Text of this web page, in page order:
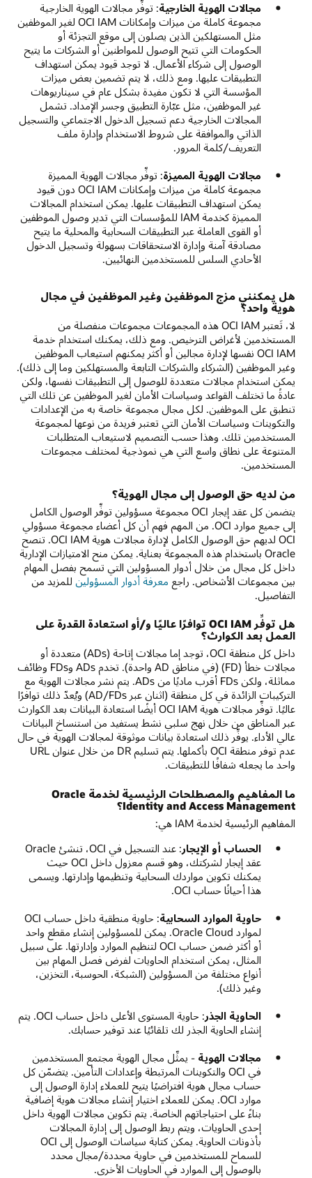
مجالات الهوية الخارجية: توفِّر مجالات الهوية الخارجية
مجموعة كاملة من ميزات وإمكانات OCI IAM لغير الموظفين
مثل المستهلكين الذين يصلون إلى موقع التجزئة أو
الحكومات التي تتيح الوصول للمواطنين أو الشركات ما يتيح
الوصول إلى شركاء الأعمال. لا توجد قيود يمكن استهداف
التطبيقات عليها. ومع ذلك، لا يتم تضمين بعض ميزات
المؤسسة التي لا تكون مفيدة بشكل عام في سيناريوهات
غير الموظفين، مثل عبّارة التطبيق وجسر الإمداد. تشمل
المجالات الخارجية دعم تسجيل الدخول الاجتماعي والتسجيل
الذاتي والموافقة على شروط الاستخدام وإدارة ملف
التعريف/كلمة المرور.
مجالات الهوية المميزة: توفِّر مجالات الهوية المميزة
مجموعة كاملة من ميزات وإمكانات OCI IAM دون قيود
يمكن استهداف التطبيقات عليها. يمكن استخدام المجالات
المميزة كخدمة IAM للمؤسسات التي تدير وصول الموظفين
أو القوى العاملة عبر التطبيقات السحابية والمحلية ما يتيح
مصادقة آمنة وإدارة الاستحقاقات بسهولة وتسجيل الدخول
الأحادي السلس للمستخدمين النهائيين.
هل يمكنني مزج الموظفين وغير الموظفين في مجال
هوية واحد؟
لا، تَعتبر OCI IAM هذه المجموعات مجموعات منفصلة من
المستخدمين لأغراض الترخيص. ومع ذلك، يمكنك استخدام خدمة
OCI IAM نفسها لإدارة مجالين أو أكثر يمكنهم استيعاب الموظفين
وغير الموظفين (الشركاء والشركات التابعة والمستهلكين وما إلى ذلك).
يمكن استخدام مجالات متعددة للوصول إلى التطبيقات نفسها، ولكن
عادةً ما تختلف القواعد وسياسات الأمان لغير الموظفين عن تلك التي
تنطبق على الموظفين. لكل مجال مجموعة خاصة به من الإعدادات
والتكوينات وسياسات الأمان التي تعتبر فريدة من نوعها لمجموعة
المستخدمين تلك. وهذا حسب التصميم لاستيعاب المتطلبات
المتنوعة على نطاق واسع التي هي نموذجية لمختلف مجموعات
المستخدمين.
من لديه حق الوصول إلى مجال الهوية؟
يتضمن كل عقد إيجار OCI مجموعة مسؤولين توفِّر الوصول الكامل
إلى جميع موارد OCI. من المهم فهم أن كل أعضاء مجموعة مسؤولي
OCI لديهم حق الوصول الكامل لإدارة مجالات هوية OCI IAM. تنصح
Oracle باستخدام هذه المجموعة بعناية. يمكن منح الامتيازات الإدارية
داخل كل مجال من خلال أدوار المسؤولين التي تسمح بفصل المهام
بين مجموعات الأشخاص. راجع معرفة أدوار المسؤولين للمزيد من
التفاصيل.
هل توفِّر OCI IAM توافرًا عاليًا و/أو استعادة القدرة على
العمل بعد الكوارث؟
داخل كل منطقة OCI، توجد إما مجالات إتاحة (ADs) متعددة أو
مجالات خطأ (FD) (في مناطق AD واحدة). تخدم ADs وFDs وظائف
مماثلة، ولكن FDs أقرب ماديًا من ADs. يتم نشر مجالات الهوية مع
التركيبات الزائدة في كل منطقة (اثنان عبر AD/FDs) ويُعدّ ذلك توافرًا
عاليًا. توفِّر مجالات هوية OCI IAM أيضًا استعادة البيانات بعد الكوارث
عبر المناطق من خلال نهج سلبي نشط يستفيد من استنساخ البيانات
عالي الأداء. يوفِّر ذلك استعادة بيانات موثوقة لمجالات الهوية في حال
عدم توفر منطقة OCI بأكملها. يتم تسليم DR من خلال عنوان URL
واحد ما يجعله شفافًا للتطبيقات.
ما المفاهيم والمصطلحات الرئيسية لخدمة Oracle
Identity and Access Management؟
المفاهيم الرئيسية لخدمة IAM هي:
الحساب أو الإيجار
: عند التسجيل في OCI، تنشئ Oracle
عقد إيجار لشركتك، وهو قسم معزول داخل OCI حيث
يمكنك تكوين مواردك السحابية وتنظيمها وإدارتها. ويسمى
هذا أحيانًا حساب OCI.
حاوية الموارد السحابية
: حاوية منطقية داخل حساب OCI
لموارد Oracle Cloud. يمكن للمسؤولين إنشاء مقطع واحد
أو أكثر ضمن حساب OCI لتنظيم الموارد وإدارتها. على سبيل
المثال، يمكن استخدام الحاويات لفرض فصل المهام بين
أنواع مختلفة من المسؤولين (الشبكة، الحوسبة، التخزين،
وغير ذلك).
الحاوية الجذر
: حاوية المستوى الأعلى داخل حساب OCI. يتم
إنشاء الحاوية الجذر لك تلقائيًا عند توفير حسابك.
مجالات الهوية - يمثِّل مجال الهوية مجتمع المستخدمين
في OCI والتكوينات المرتبطة وإعدادات التأمين. يتضمّن كل
حساب مجال هوية افتراضيًا يتيح للعملاء إدارة الوصول إلى
موارد OCI. يمكن للعملاء اختيار إنشاء مجالات هوية إضافية
بناءً على احتياجاتهم الخاصة. يتم تكوين مجالات الهوية داخل
إحدى الحاويات، ويتم ربط الوصول إلى إدارة المجالات
بأذونات الحاوية. يمكن كتابة سياسات الوصول إلى OCI
للسماح للمستخدمين في حاوية محددة/مجال محدد
بالوصول إلى الموارد في الحاويات الأخرى.